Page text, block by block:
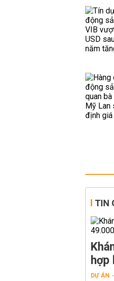
TIN
hợp
DỰ ÁN